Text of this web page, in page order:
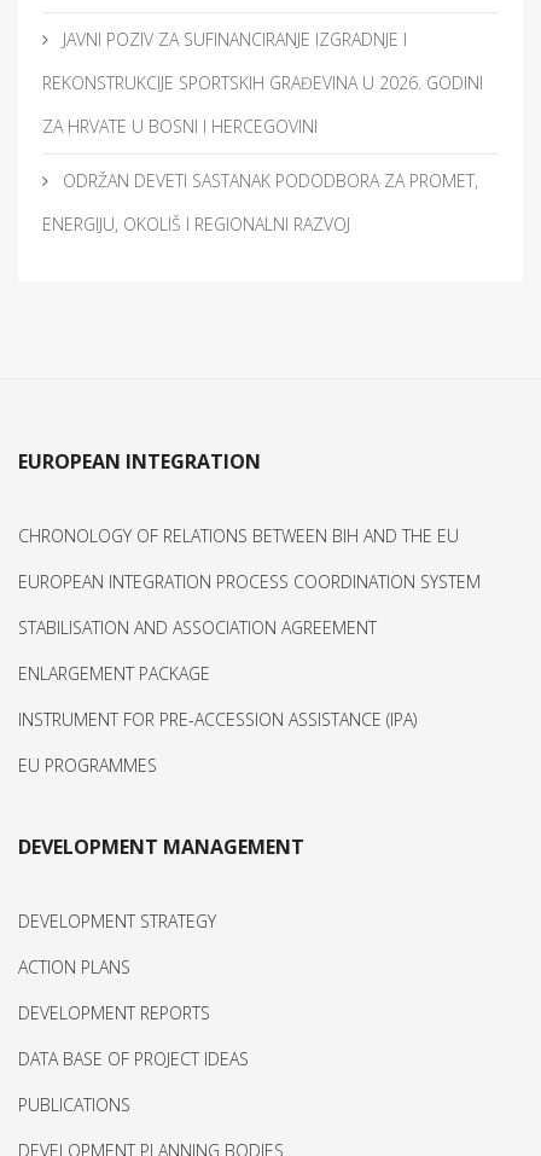
JAVNI POZIV ZA SUFINANCIRANJE IZGRADNJE I
REKONSTRUKCIJE SPORTSKIH GRAĐEVINA U 2026. GODINI
ZA HRVATE U BOSNI I HERCEGOVINI
ODRŽAN DEVETI SASTANAK PODODBORA ZA PROMET,
ENERGIJU, OKOLIŠ I REGIONALNI RAZVOJ
EUROPEAN INTEGRATION
CHRONOLOGY OF RELATIONS BETWEEN BIH AND THE EU
EUROPEAN INTEGRATION PROCESS COORDINATION SYSTEM
STABILISATION AND ASSOCIATION AGREEMENT
ENLARGEMENT PACKAGE
INSTRUMENT FOR PRE-ACCESSION ASSISTANCE (IPA)
EU PROGRAMMES
DEVELOPMENT MANAGEMENT
DEVELOPMENT STRATEGY
ACTION PLANS
DEVELOPMENT REPORTS
DATA BASE OF PROJECT IDEAS
PUBLICATIONS
DEVELOPMENT PLANNING BODIES